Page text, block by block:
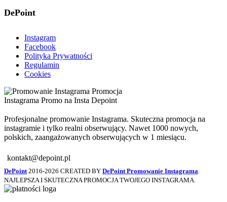
DePoint
Instagram
Facebook
Polityka Prywatności
Regulamin
Cookies
Profesjonalne promowanie Instagrama. Skuteczna promocja na
instagramie i tylko realni obserwujący. Nawet 1000 nowych,
polskich, zaangażowanych obserwujących w 1 miesiącu.
kontakt@depoint.pl
DePoint 2016-2026 CREATED BY DePoint Promowanie Instagrama
NAJLEPSZA I SKUTECZNA PROMOCJA TWOJEGO INSTAGRAMA.